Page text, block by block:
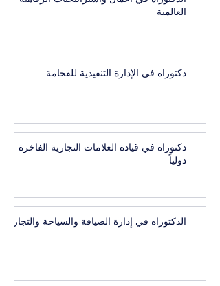
العالمية
دكتوراه في الإدارة التنفيذية للفخامة
دكتوراه في قيادة العلامات التجارية الفاخرة
دولياً
الدكتوراه في إدارة الضيافة والسياحة والتجارب